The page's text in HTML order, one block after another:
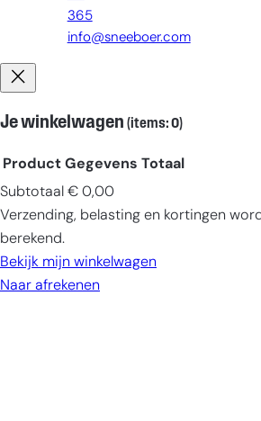
365
info@sneeboer.com
Je winkelwagen (items: 0)
Producten
in
winkelwagen
Product Gegevens Totaal
Subtotaal € 0,00
Verzending, belasting en kortingen
berekend.
Bekijk mijn winkelwagen
Naar afrekenen